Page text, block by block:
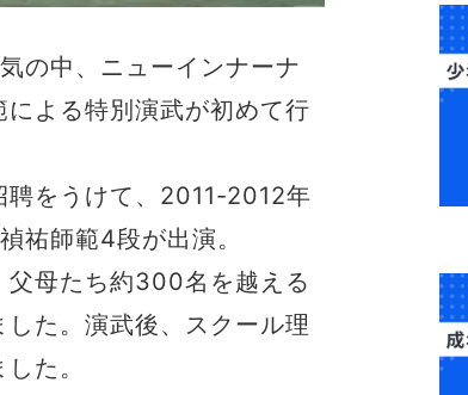
の中、ニューインナーナ
よる特別演武が初めて行
をうけて、2011-2012年
祐師範4段が出演。
母たち約300名を越える
た。演武後、スクール理
た。